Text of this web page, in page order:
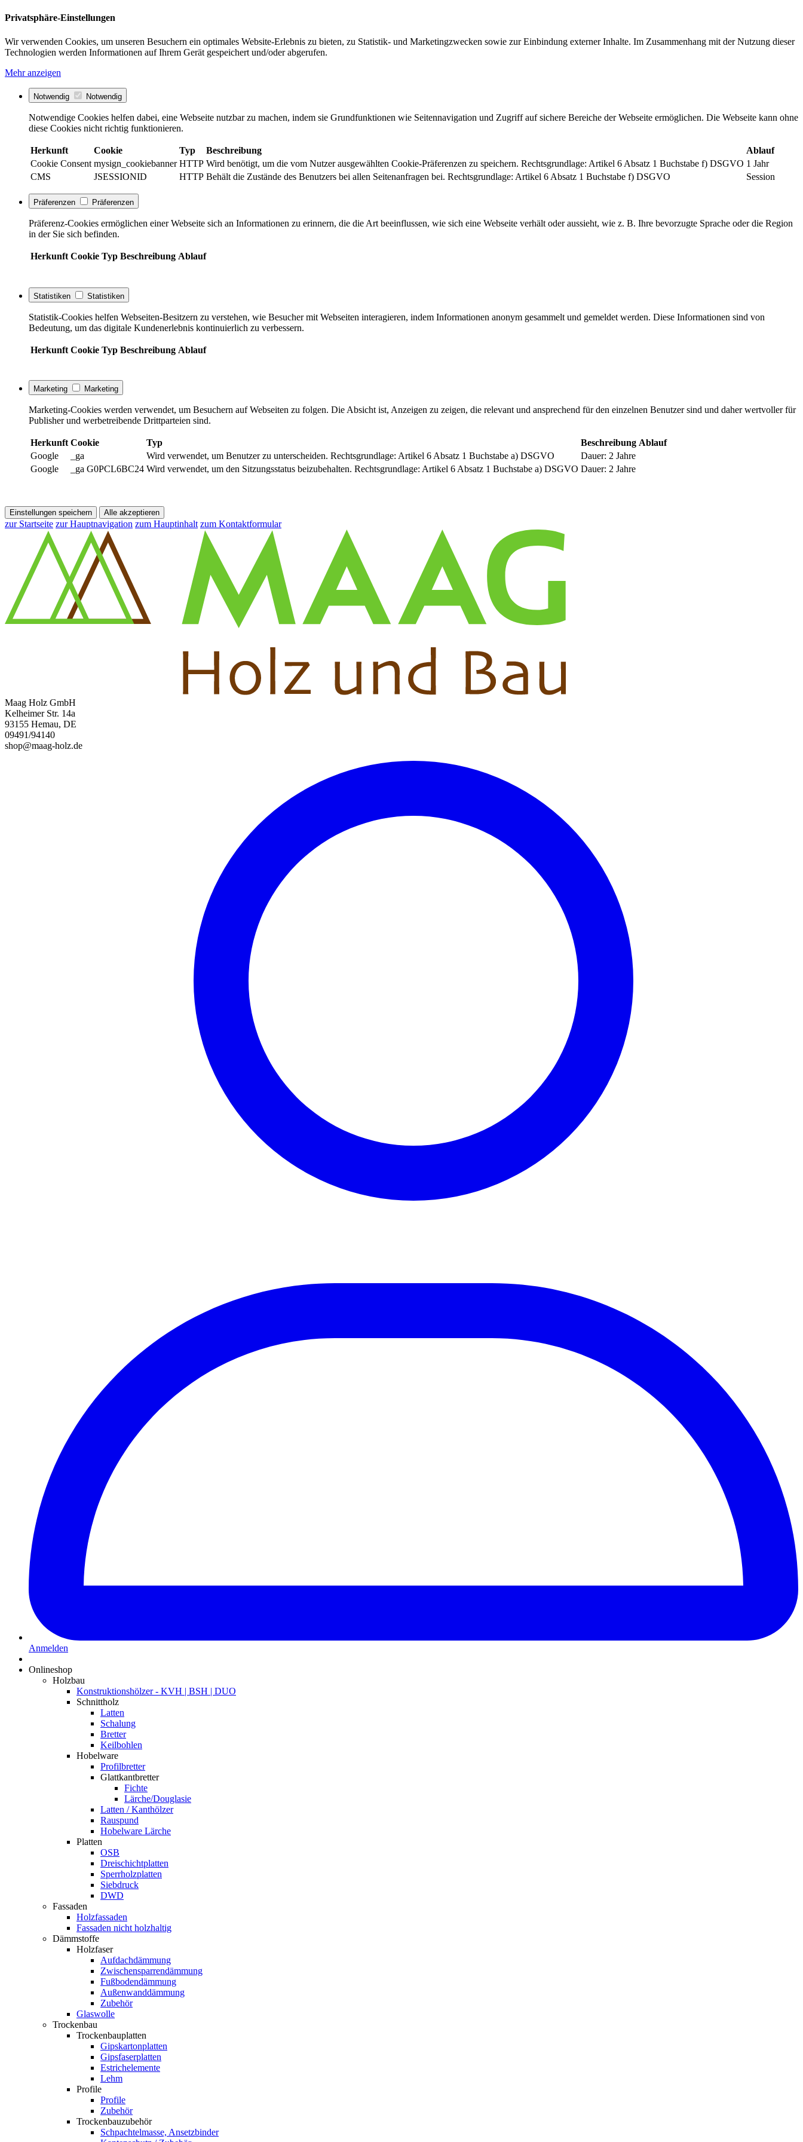
Privatsphäre-Einstellungen
Wir verwenden Cookies, um unseren Besuchern ein optimales Website-Erlebnis zu bieten, zu Statistik- und Marketingzwecken sowie zur Einbindung externer Inhalte. Im Zusammenhang mit der Nutzung dieser
Technologien werden Informationen auf Ihrem Gerät gespeichert und/oder abgerufen.
Mehr anzeigen
Notwendig Notwendig
Notwendige Cookies helfen dabei, eine Webseite nutzbar zu machen, indem sie Grundfunktionen wie Seitennavigation und Zugriff auf sichere Bereiche der Webseite ermöglichen. Die Webseite kann ohne
diese Cookies nicht richtig funktionieren.
Herkunft Cookie Typ Beschreibung
Ablauf
Cookie Consent mysign_cookiebanner HTTP Wird benötigt, um die vom Nutzer ausgewählten Cookie-Präferenzen zu speichern. Rechtsgrundlage: Artikel 6 Absatz 1 Buchstabe f) DSGVO 1 Jahr
CMS
JSESSIONID HTTP Behält die Zustände des Benutzers bei allen Seitenanfragen bei. Rechtsgrundlage: Artikel 6 Absatz 1 Buchstabe f) DSGVO Session
Präferenzen Präferenzen
Präferenz-Cookies ermöglichen einer Webseite sich an Informationen zu erinnern, die die Art beeinflussen, wie sich eine Webseite verhält oder aussieht, wie z. B. Ihre bevorzugte Sprache oder die Region
in der Sie sich befinden.
Herkunft Cookie Typ Beschreibung Ablauf
Statistiken Statistiken
Statistik-Cookies helfen Webseiten-Besitzern zu verstehen, wie Besucher mit Webseiten interagieren, indem Informationen anonym gesammelt und gemeldet werden. Diese Informationen sind von
Bedeutung, um das digitale Kundenerlebnis kontinuierlich zu verbessern.
Herkunft Cookie Typ Beschreibung Ablauf
Marketing Marketing
Marketing-Cookies werden verwendet, um Besuchern auf Webseiten zu folgen. Die Absicht ist, Anzeigen zu zeigen, die relevant und ansprechend für den einzelnen Benutzer sind und daher wertvoller für
Publisher und werbetreibende Drittparteien sind.
Herkunft Cookie Typ Beschreibung Ablauf
Google
_ga Wird verwendet, um Benutzer zu unterscheiden. Rechtsgrundlage: Artikel 6 Absatz 1 Buchstabe a) DSGVO
Dauer: 2 Jahre
Google
_ga G0PCL6BC24 Wird verwendet, um den Sitzungsstatus beizubehalten. Rechtsgrundlage: Artikel 6 Absatz 1 Buchstabe a) DSGVO Dauer: 2 Jahre
Einstellungen speichern Alle akzeptieren
zur Startseite zur Hauptnavigation zum Hauptinhalt zum Kontaktformular
Maag Holz GmbH
Kelheimer Str. 14a
93155 Hemau, DE
09491/94140
shop@maag-holz.de
Anmelden
Onlineshop
Holzbau
Konstruktionshölzer - KVH | BSH | DUO
Schnittholz
Latten
Schalung
Bretter
Keilbohlen
Hobelware
Profilbretter
Glattkantbretter
Fichte
Lärche/Douglasie
Latten / Kanthölzer
Rauspund
Hobelware Lärche
Platten
OSB
Dreischichtplatten
Sperrholzplatten
Siebdruck
DWD
Fassaden
Holzfassaden
Fassaden nicht holzhaltig
Dämmstoffe
Holzfaser
Aufdachdämmung
Zwischensparrendämmung
Fußbodendämmung
Außenwanddämmung
Zubehör
Glaswolle
Trockenbau
Trockenbauplatten
Gipskartonplatten
Gipsfaserplatten
Estrichelemente
Lehm
Profile
Profile
Zubehör
Trockenbauzubehör
Schpachtelmasse, Ansetzbinder